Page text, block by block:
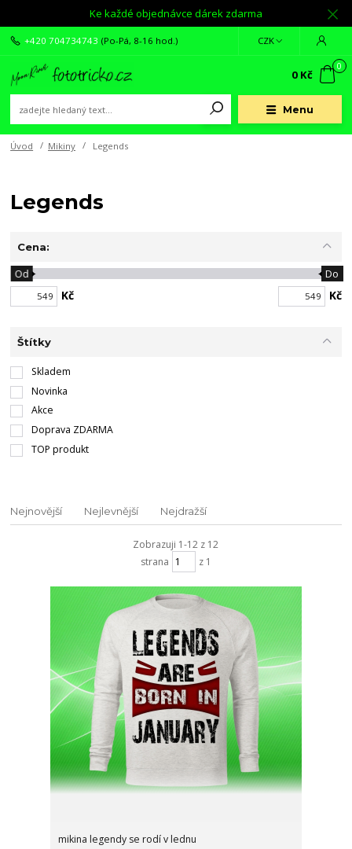
Ke každé objednávce dárek zdarma
Menu
CZK
+420 704734743 (Po-Pá, 8-16 hod.)
0
0 Kč
Úvod Mikiny Legends
Legends
Cena:
Kč
Od Do
Kč
Štítky
Skladem
Novinka
Akce
Doprava ZDARMA
TOP produkt
Nejnovější Nejlevnější Nejdražší
Zobrazuji 1-12 z 12
strana
z 1
mikina legendy se rodí v lednu